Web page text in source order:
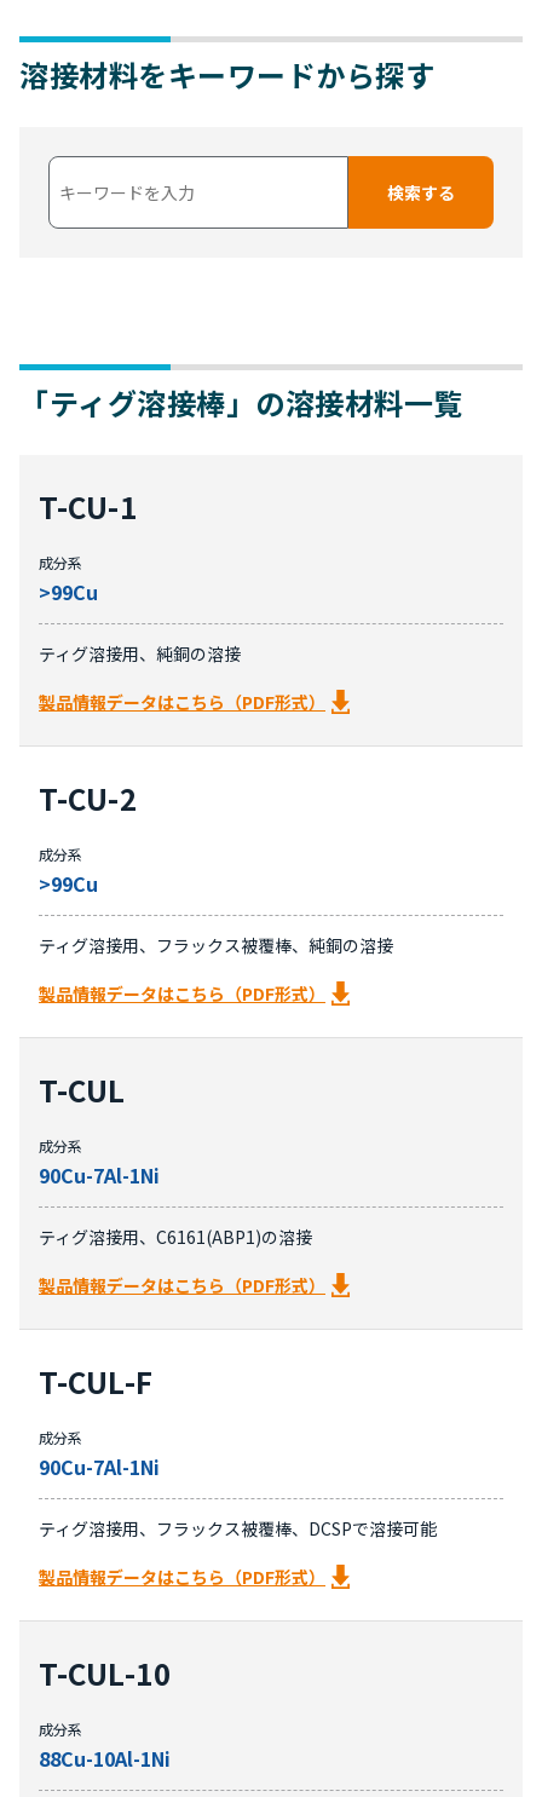
溶接材料をキーワードから探す
「ティグ溶接棒」の溶接材料一覧
T-CU-1
成分系
>99Cu
ティグ溶接用、純銅の溶接
製品情報データはこちら（PDF形式）
T-CU-2
成分系
>99Cu
ティグ溶接用、フラックス被覆棒、純銅の溶接
製品情報データはこちら（PDF形式）
T-CUL
成分系
90Cu-7Al-1Ni
ティグ溶接用、C6161(ABP1)の溶接
製品情報データはこちら（PDF形式）
T-CUL-F
成分系
90Cu-7Al-1Ni
ティグ溶接用、フラックス被覆棒、DCSPで溶接可能
製品情報データはこちら（PDF形式）
T-CUL-10
成分系
88Cu-10Al-1Ni